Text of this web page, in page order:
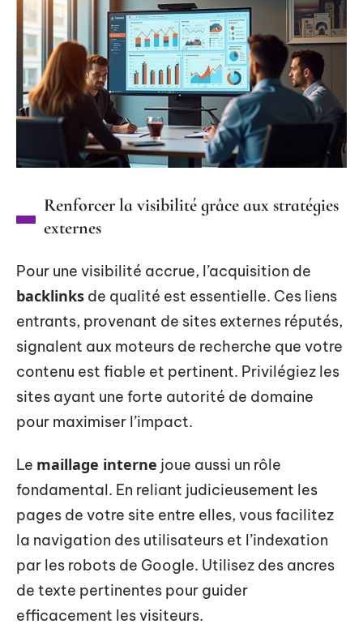
Renforcer la visibilité grâce aux stratégies
externes
Pour une visibilité accrue, l’acquisition de
backlinks de qualité est essentielle. Ces liens
entrants, provenant de sites externes réputés,
signalent aux moteurs de recherche que votre
contenu est fiable et pertinent. Privilégiez les
sites ayant une forte autorité de domaine
pour maximiser l’impact.
Le maillage interne joue aussi un rôle
fondamental. En reliant judicieusement les
pages de votre site entre elles, vous facilitez
la navigation des utilisateurs et l’indexation
par les robots de Google. Utilisez des ancres
de texte pertinentes pour guider
efficacement les visiteurs.